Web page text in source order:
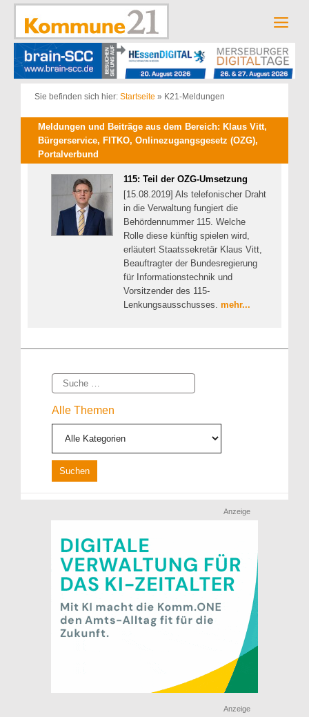
Zum
springen
Sie befinden sich hier: Startseite » K21-Meldungen
Meldungen und Beiträge aus dem Bereich: Klaus Vitt,
Bürgerservice, FITKO, Onlinezugangsgesetz (OZG),
Portalverbund
115: Teil der OZG-Umsetzung
[15.08.2019] Als telefonischer Draht
in die Verwaltung fungiert die
Behördennummer 115. Welche
Rolle diese künftig spielen wird,
erläutert Staatssekretär Klaus Vitt,
Beauftragter der Bundesregierung
für Informationstechnik und
Vorsitzender des 115-
Lenkungsausschusses. mehr...
Suche
Alle Themen
Anzeige
Anzeige